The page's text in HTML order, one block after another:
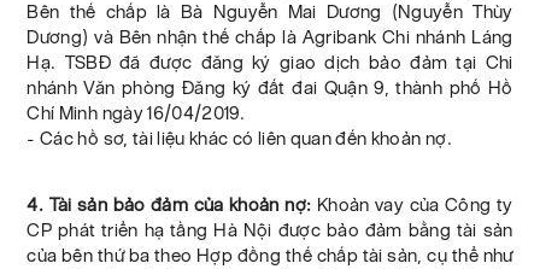
Bên thế chấp là Bà Nguyễn Mai Dương (Nguyễn Thùy
Dương) và Bên nhận thế chấp là Agribank Chi nhánh Láng
Hạ. TSBĐ đã được đăng ký giao dịch bảo đảm tại Chi
nhánh Văn phòng Đăng ký đất đai Quận 9, thành phố Hồ
Chí Minh ngày 16/04/2019.
- Các hồ sơ, tài liệu khác có liên quan đến khoản nợ.
4. Tài sản bảo đảm của khoản nợ: Khoản vay của Công ty
CP phát triển hạ tầng Hà Nội được bảo đảm bằng tài sản
của bên thứ ba theo Hợp đồng thế chấp tài sản, cụ thể như